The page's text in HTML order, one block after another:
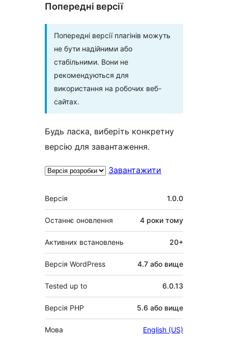
Попередні версії
Попередні версії плагінів можуть
не бути надійними або
стабільними. Вони не
рекомендуються для
використання на робочих веб-
сайтах.
Будь ласка, виберіть конкретну
версію для завантаження.
Завантажити
Мета
Версія 1.0.0
Останнє оновлення 4 роки тому
Активних встановлень 20+
Версія WordPress 4.7 або вище
Tested up to 6.0.13
Версія PHP 5.6 або вище
Мова English (US)